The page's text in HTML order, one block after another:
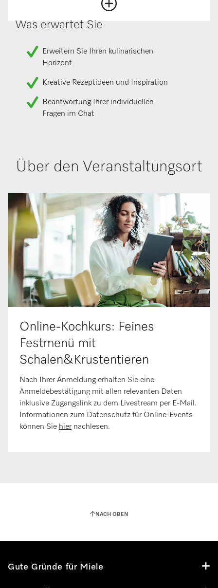
Was erwartet Sie
Erweitern Sie Ihren kulinarischen
Horizont
Kreative Rezeptideen und Inspiration
Beantwortung Ihrer individuellen
Fragen im Chat
Über den Veranstaltungsort
Online-Kochkurs: Feines
Festmenü mit
Schalen&Krustentieren
Nach Ihrer Anmeldung erhalten Sie eine
Anmeldebestätigung mit allen relevanten Daten
inklusive Zugangslink zu dem Livestream per E‑Mail.
Informationen zum Datenschutz für Online-Events
können Sie hiernachlesen.
NACH OBEN
Gute Gründe für Miele